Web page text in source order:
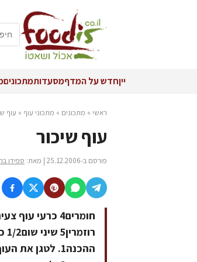
ייןחדש על המדףמסעדותמתכונים
ראשי » מתכונים » מתכוני עוף » עוף
עוף שיכור
פורסם ב-25.12.2006 | מאת: ספידו בר